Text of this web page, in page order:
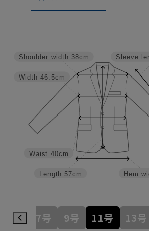
Hem
Sleeve
Length 57cm
Waist 40cm
Width 46.5cm
Shoulder width 38cm
5号 7号 9号 11号 13号